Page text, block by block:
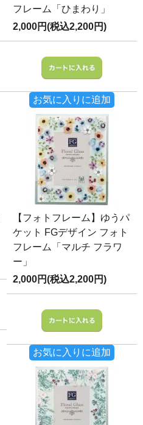
フレーム「ひまわり」
2,000円(税込2,200円)
お気に入りに追加
【フォトフレーム】ゆうパ
ケット FGデザイン フォト
フレーム「マルチ フラワ
ー」
2,000円(税込2,200円)
お気に入りに追加